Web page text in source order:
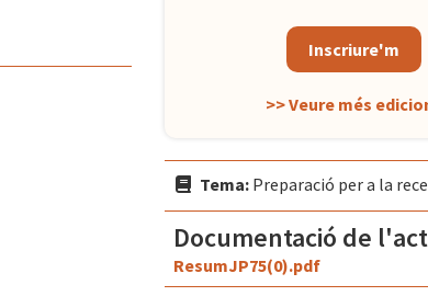
Inscriure'm
>> Veure més
Tema: Preparació per a la
Documentació de
ResumJP75(0).pdf